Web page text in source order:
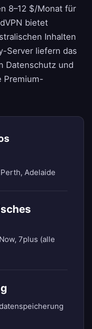
8–12 $/Monat für
bietet
Inhalten
Server liefern das
Datenschutz und
Premium-
Adelaide
7plus (alle